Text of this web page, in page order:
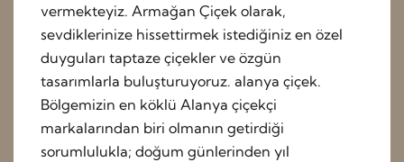
vermekteyiz. Armağan Çiçek olarak,
sevdiklerinize hissettirmek istediğiniz en özel
duyguları taptaze çiçekler ve özgün
tasarımlarla buluşturuyoruz. alanya çiçek.
Bölgemizin en köklü Alanya çiçekçi
markalarından biri olmanın getirdiği
sorumlulukla; doğum günlerinden yıl